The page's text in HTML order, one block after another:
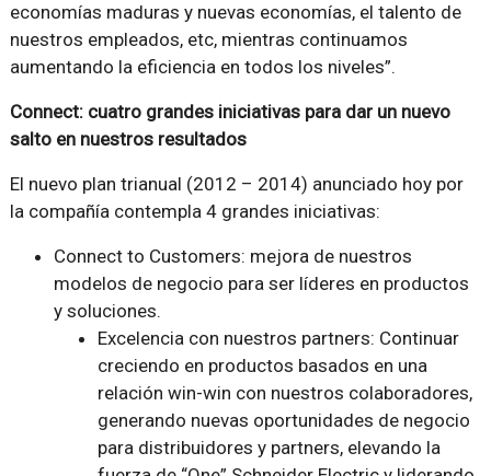
economías maduras y nuevas economías, el talento de
nuestros empleados, etc, mientras continuamos
aumentando la eficiencia en todos los niveles”.
Connect: cuatro grandes iniciativas para dar un nuevo
salto en nuestros resultados
El nuevo plan trianual (2012 – 2014) anunciado hoy por
la compañía contempla 4 grandes iniciativas:
Connect to Customers: mejora de nuestros
modelos de negocio para ser líderes en productos
y soluciones.
Excelencia con nuestros partners: Continuar
creciendo en productos basados en una
relación win-win con nuestros colaboradores,
generando nuevas oportunidades de negocio
para distribuidores y partners, elevando la